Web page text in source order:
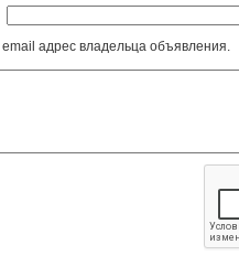
адрес владельца объявления.